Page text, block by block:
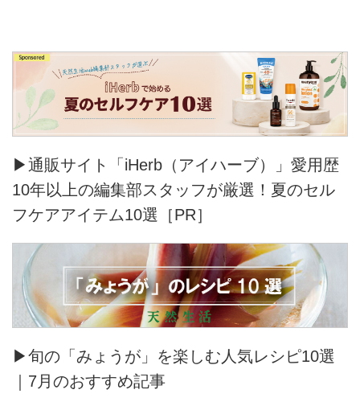
▶通販サイト「iHerb（アイハーブ）」愛用歴
10年以上の編集部スタッフが厳選！夏のセル
フケアアイテム10選［PR］
▶旬の「みょうが」を楽しむ人気レシピ10選
｜7月のおすすめ記事